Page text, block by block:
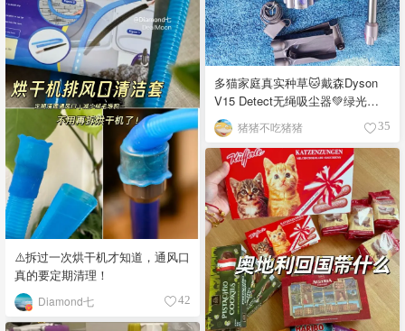
多猫家庭真实种草🐱戴森Dyson
V15 Detect无绳吸尘器💚绿光一
照，猫毛无所遁形
猪猪不吃猪猪 35
⚠️拆过一次烘干机才知道，通风口
真的要定期清理！
Diamond七 42